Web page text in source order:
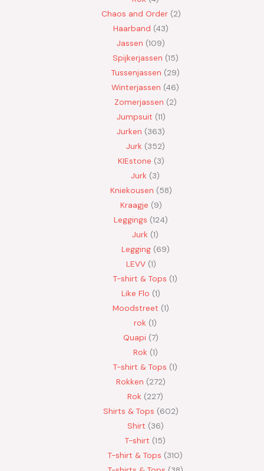
Chaos and Order 2
Haarband 43
Jassen 109
Spijkerjassen 15
Tussenjassen 29
Winterjassen 46
Zomerjassen 2
Jumpsuit 11
Jurken 363
Jurk 352
KIEstone 3
Jurk 3
Kniekousen 58
Kraagje 9
Leggings 124
Jurk 1
Legging 69
LEVV 1
T-shirt & Tops 1
Like Flo 1
Moodstreet 1
rok 1
Quapi 7
Rok 1
T-shirt & Tops 1
Rokken 272
Rok 227
Shirts & Tops 602
Shirt 36
T-shirt 15
T-shirt & Tops 310